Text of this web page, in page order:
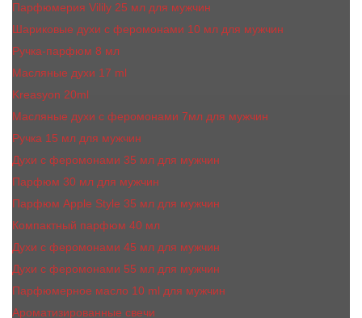
Парфюмерия Vilily 25 мл для мужчин
Шариковые духи с феромонами 10 мл для мужчин
Ручка-парфюм 8 мл
Масляные духи 17 ml
Kreasyon 20ml
Масляные духи c феромонами 7мл для мужчин
Ручка 15 мл для мужчин
Духи с феромонами 35 мл для мужчин
Парфюм 30 мл для мужчин
Парфюм Apple Style 35 мл для мужчин
Компактный парфюм 40 мл
Духи с феромонами 45 мл для мужчин
Духи с феромонами 55 мл для мужчин
Парфюмерное масло 10 ml для мужчин
Ароматизированные свечи